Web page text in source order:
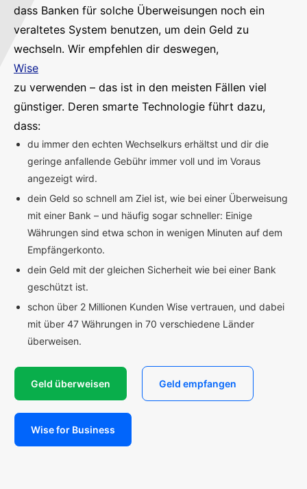
dass Banken für solche Überweisungen noch ein
veraltetes System benutzen, um dein Geld zu
wechseln. Wir empfehlen dir deswegen,
Wise
zu verwenden – das ist in den meisten Fällen viel
günstiger. Deren smarte Technologie führt dazu,
dass:
du immer den echten Wechselkurs erhältst und dir die
geringe anfallende Gebühr immer voll und im Voraus
angezeigt wird.
dein Geld so schnell am Ziel ist, wie bei einer Überweisung
mit einer Bank – und häufig sogar schneller: Einige
Währungen sind etwa schon in wenigen Minuten auf dem
Empfängerkonto.
dein Geld mit der gleichen Sicherheit wie bei einer Bank
geschützt ist.
schon über 2 Millionen Kunden Wise vertrauen, und dabei
mit über 47 Währungen in 70 verschiedene Länder
überweisen.
Geld überweisen Geld empfangen
Wise for Business